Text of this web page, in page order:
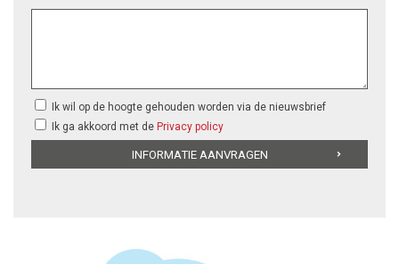
Ik wil op de hoogte gehouden worden via de nieuwsbrief
Ik ga akkoord met de Privacy policy